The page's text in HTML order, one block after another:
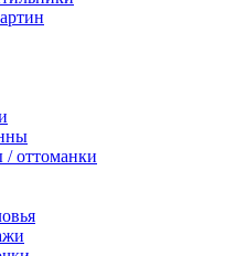
/ оттоманки